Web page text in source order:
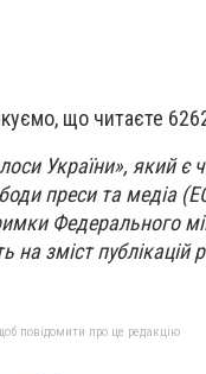
що читаєте
України», який є
преси та медіа
Федерального
зміст публікацій
повідомити про це редакцію